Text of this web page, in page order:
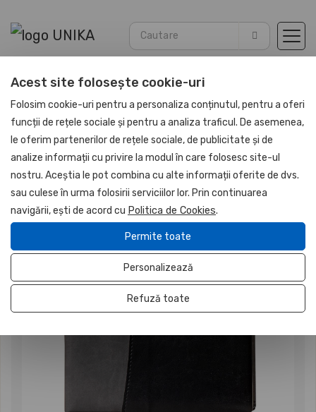
Acasă Agende Agende Piele PU 2026
UNIKA
Stoc limitat
Acest site folosește cookie-uri
Folosim cookie-uri pentru a personaliza conținutul, pentru a oferi
funcții de rețele sociale și pentru a analiza traficul. De asemenea,
le oferim partenerilor de rețele sociale, de publicitate și de
analize informații cu privire la modul în care folosesc site-ul
nostru. Aceștia le pot combina cu alte informații oferite de dvs.
sau culese în urma folosirii serviciilor lor. Prin continuarea
navigării, ești de acord cu Politica de Cookies.
Permite toate
Personalizează
Refuză toate